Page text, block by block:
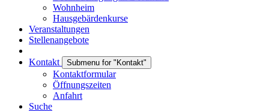
Wohnheim
Hausgebärdenkurse
Veranstaltungen
Stellenangebote
Kontakt Submenu for "Kontakt"
Kontaktformular
Öffnungszeiten
Anfahrt
Suche